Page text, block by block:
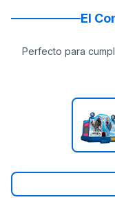
Elige tu fechaEl
Perfecto para